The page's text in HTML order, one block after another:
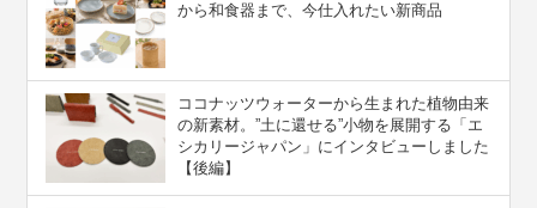
から和食器まで、今仕入れたい新商品
ココナッツウォーターから生まれた植物由来
の新素材。”⼟に還せる”小物を展開する「エ
シカリージャパン」にインタビューしました
【後編】